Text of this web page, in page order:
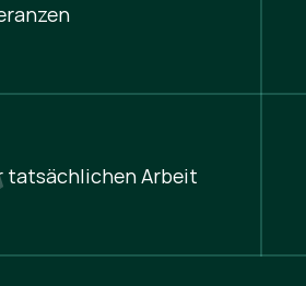
tatsächlichen Arbeit